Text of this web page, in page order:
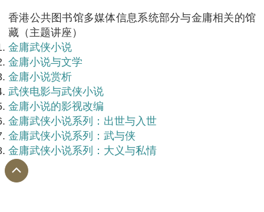
香港公共图书馆多媒体信息系统部分与金庸相关的馆
藏（主题讲座）
金庸武侠小说
金庸小说与文学
金庸小说赏析
武侠电影与武侠小说
金庸小说的影视改编
金庸武侠小说系列：出世与入世
金庸武侠小说系列：武与侠
金庸武侠小说系列：大义与私情